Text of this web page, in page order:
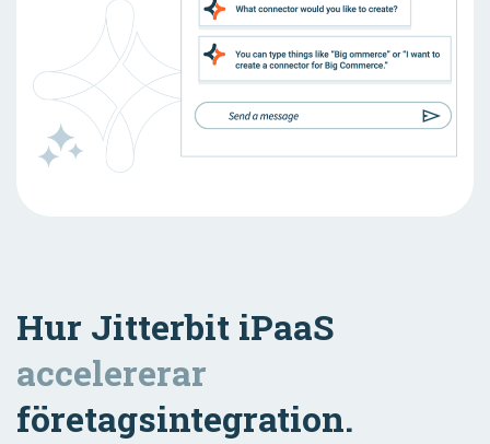
Hur Jitterbit iPaaS
accelererar
företagsintegration.